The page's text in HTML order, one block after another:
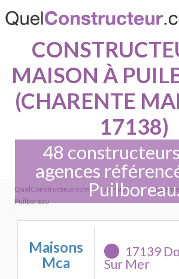
MAISON À
(CHARENTE
17138)
48
agences
Puilboreau.
QuelConstructeur.com › Annuaire ›
Puilboreau
Maisons
Mca
17139
Sur Mer